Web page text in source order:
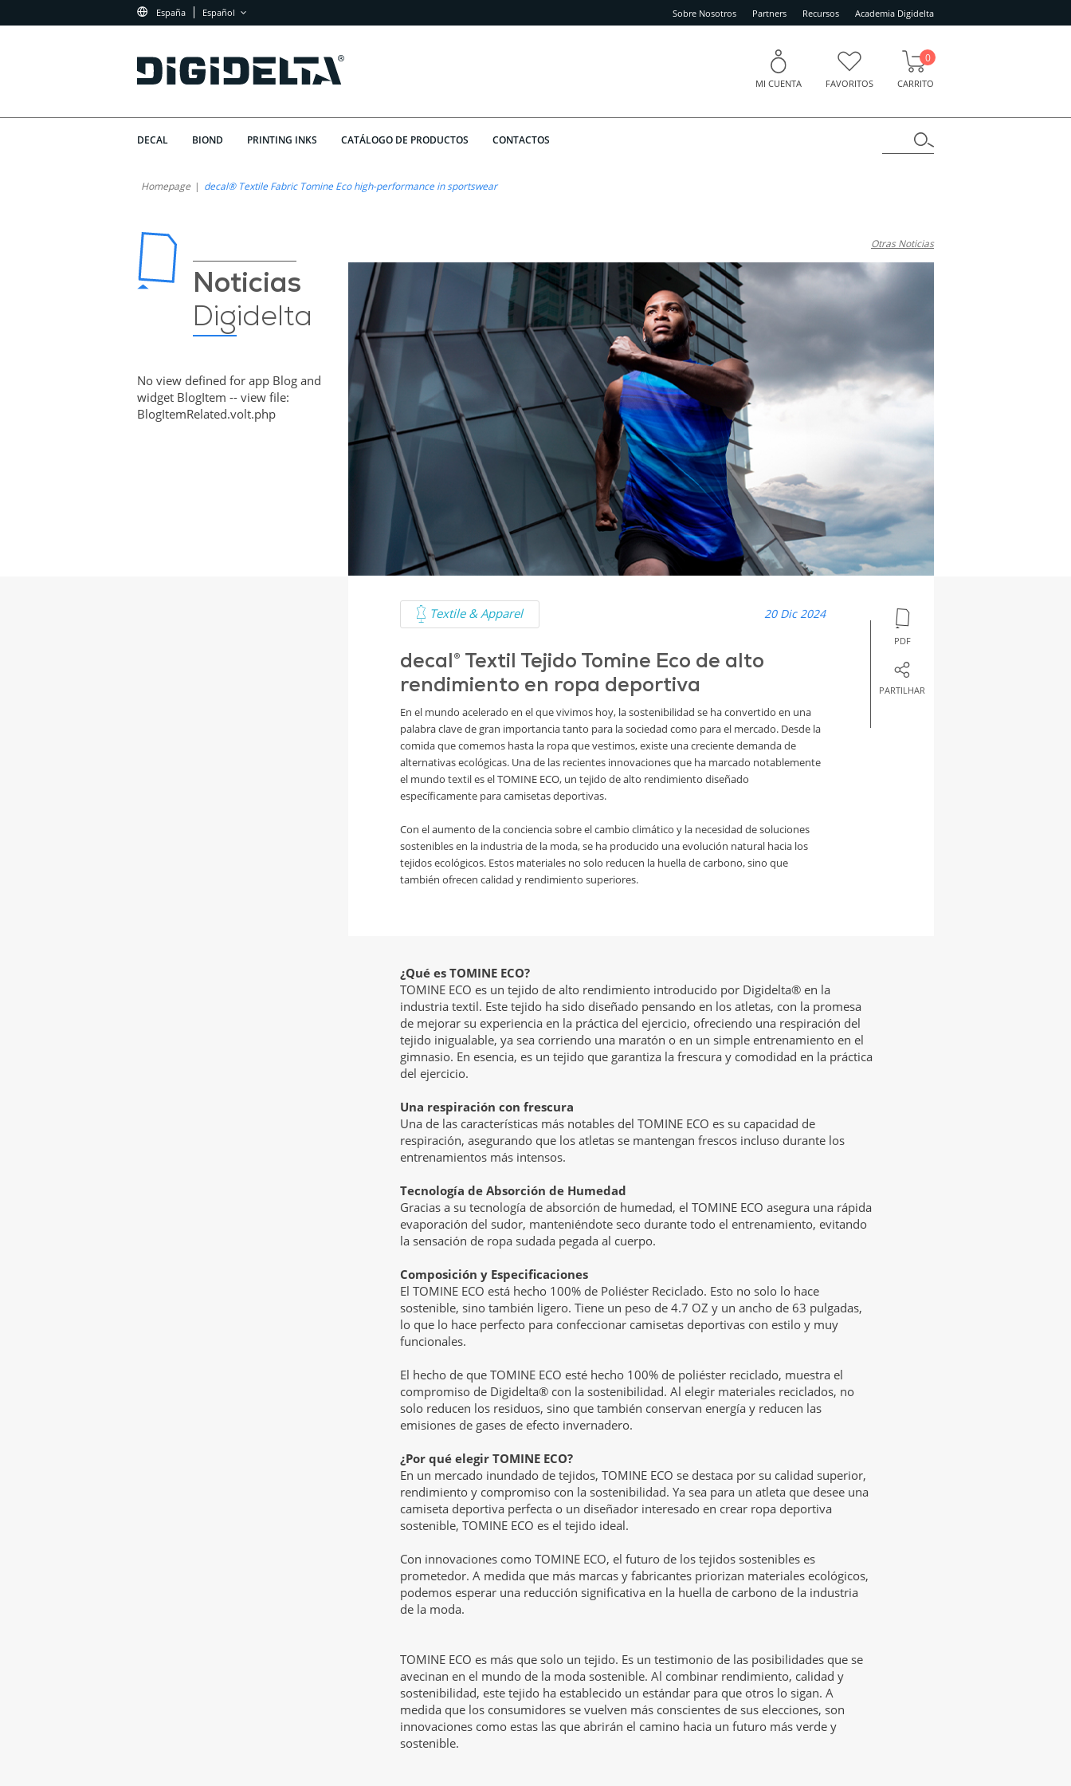
España Español Sobre Nosotros Partners Recursos Academia Digidelta
MI CUENTA FAVORITOS CARRITO
0
DECAL BIOND PRINTING INKS CATÁLOGO DE PRODUCTOS CONTACTOS
Homepage decal® Textile Fabric Tomine Eco high-performance in sportswear
Noticias
Digidelta
Otras Noticias
No view defined for app Blog and
widget BlogItem -- view file:
BlogItemRelated.volt.php
Textile & Apparel 20 Dic 2024
decal® Textil Tejido Tomine Eco de alto
rendimiento en ropa deportiva
En el mundo acelerado en el que vivimos hoy, la sostenibilidad se ha convertido en una
palabra clave de gran importancia tanto para la sociedad como para el mercado. Desde la
comida que comemos hasta la ropa que vestimos, existe una creciente demanda de
alternativas ecológicas. Una de las recientes innovaciones que ha marcado notablemente
el mundo textil es el TOMINE ECO, un tejido de alto rendimiento diseñado
específicamente para camisetas deportivas.
Con el aumento de la conciencia sobre el cambio climático y la necesidad de soluciones
sostenibles en la industria de la moda, se ha producido una evolución natural hacia los
tejidos ecológicos. Estos materiales no solo reducen la huella de carbono, sino que
también ofrecen calidad y rendimiento superiores.
PDF
PARTILHAR
¿Qué es TOMINE ECO?
TOMINE ECO es un tejido de alto rendimiento introducido por Digidelta® en la
industria textil. Este tejido ha sido diseñado pensando en los atletas, con la promesa
de mejorar su experiencia en la práctica del ejercicio, ofreciendo una respiración del
tejido inigualable, ya sea corriendo una maratón o en un simple entrenamiento en el
gimnasio. En esencia, es un tejido que garantiza la frescura y comodidad en la práctica
del ejercicio.
Una respiración con frescura
Una de las características más notables del TOMINE ECO es su capacidad de
respiración, asegurando que los atletas se mantengan frescos incluso durante los
entrenamientos más intensos.
Tecnología de Absorción de Humedad
Gracias a su tecnología de absorción de humedad, el TOMINE ECO asegura una rápida
evaporación del sudor, manteniéndote seco durante todo el entrenamiento, evitando
la sensación de ropa sudada pegada al cuerpo.
Composición y Especificaciones
El TOMINE ECO está hecho 100% de Poliéster Reciclado. Esto no solo lo hace
sostenible, sino también ligero. Tiene un peso de 4.7 OZ y un ancho de 63 pulgadas,
lo que lo hace perfecto para confeccionar camisetas deportivas con estilo y muy
funcionales.
El hecho de que TOMINE ECO esté hecho 100% de poliéster reciclado, muestra el
compromiso de Digidelta® con la sostenibilidad. Al elegir materiales reciclados, no
solo reducen los residuos, sino que también conservan energía y reducen las
emisiones de gases de efecto invernadero.
¿Por qué elegir TOMINE ECO?
En un mercado inundado de tejidos, TOMINE ECO se destaca por su calidad superior,
rendimiento y compromiso con la sostenibilidad. Ya sea para un atleta que desee una
camiseta deportiva perfecta o un diseñador interesado en crear ropa deportiva
sostenible, TOMINE ECO es el tejido ideal.
Con innovaciones como TOMINE ECO, el futuro de los tejidos sostenibles es
prometedor. A medida que más marcas y fabricantes priorizan materiales ecológicos,
podemos esperar una reducción significativa en la huella de carbono de la industria
de la moda.
TOMINE ECO es más que solo un tejido. Es un testimonio de las posibilidades que se
avecinan en el mundo de la moda sostenible. Al combinar rendimiento, calidad y
sostenibilidad, este tejido ha establecido un estándar para que otros lo sigan. A
medida que los consumidores se vuelven más conscientes de sus elecciones, son
innovaciones como estas las que abrirán el camino hacia un futuro más verde y
sostenible.
Rendimiento